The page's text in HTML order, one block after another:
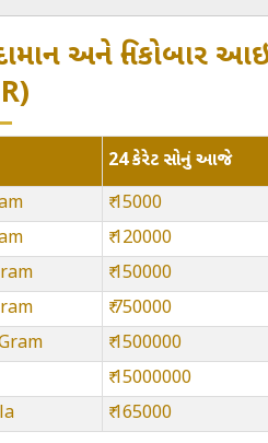
અને નિકોબાર
24 કેરેટ સોનું આજે
₹ 15000
₹ 120000
₹ 150000
₹ 750000
₹ 1500000
₹ 15000000
₹ 165000